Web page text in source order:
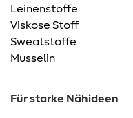
Leinenstoffe
Viskose Stoff
Sweatstoffe
Musselin
Für starke Nähideen